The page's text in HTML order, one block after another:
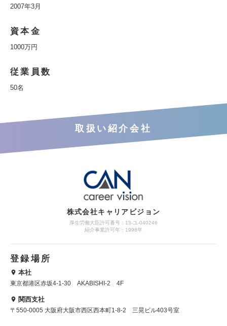
2007年3月
資本金
1000万円
従業員数
50名
取扱い紹介会社
株式会社キャリアビジョン
厚生労働大臣許可番号：13-ユ-040246
紹介事業許可年：1998年
登録場所
本社
東京都港区赤坂4-1-30 AKABISHI-2 4F
関西支社
〒550-0005 大阪府大阪市西区西本町1-8-2 三晃ビル403号室